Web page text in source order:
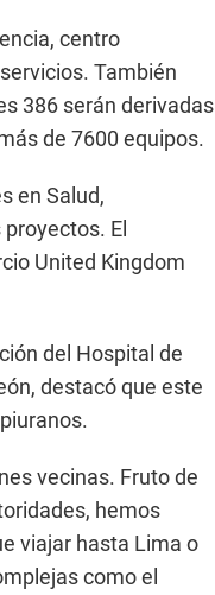
centro
También
386 serán derivadas
de 7600 equipos.
en Salud,
El
United Kingdom
del Hospital de
destacó que este
vecinas. Fruto de
hemos
viajar hasta Lima o
como el